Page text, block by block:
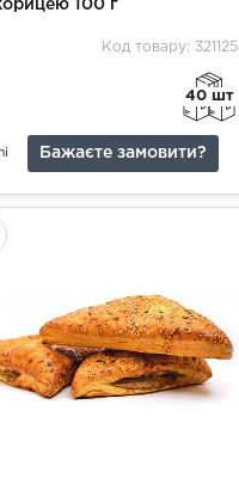
100 г
Код товару: 321125
40 шт
Бажаєте замовити?